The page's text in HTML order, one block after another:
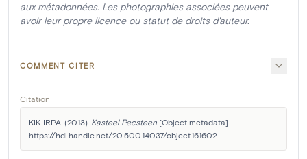
aux métadonnées. Les photographies associées peuvent
avoir leur propre licence ou statut de droits d'auteur.
COMMENT CITER
Citation
KIK-IRPA. (2013). Kasteel Pecsteen [Object metadata].
https://hdl.handle.net/20.500.14037/object.161602